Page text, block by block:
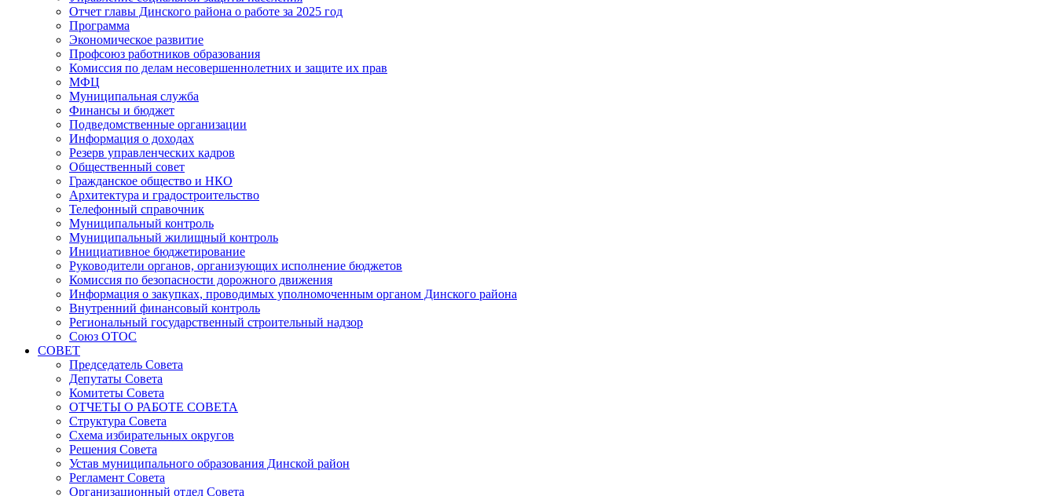
Отчет главы Динского района о работе за 2025 год
Программа
Экономическое развитие
Профсоюз работников образования
Комиссия по делам несовершеннолетних и защите их прав
МФЦ
Муниципальная служба
Финансы и бюджет
Подведомственные организации
Информация о доходах
Резерв управленческих кадров
Общественный совет
Гражданское общество и НКО
Архитектура и градостроительство
Телефонный справочник
Муниципальный контроль
Муниципальный жилищный контроль
Инициативное бюджетирование
Руководители органов, организующих исполнение бюджетов
Комиссия по безопасности дорожного движения
Информация о закупках, проводимых уполномоченным органом Динского района
Внутренний финансовый контроль
Региональный государственный строительный надзор
Союз ОТОС
СОВЕТ
Председатель Совета
Депутаты Совета
Комитеты Совета
ОТЧЕТЫ О РАБОТЕ СОВЕТА
Структура Совета
Схема избирательных округов
Решения Совета
Устав муниципального образования Динской район
Регламент Совета
Организационный отдел Совета